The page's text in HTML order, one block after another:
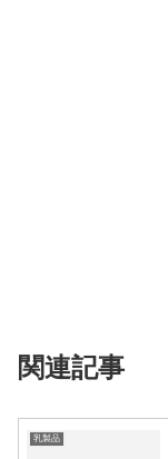
関連記事
乳製品